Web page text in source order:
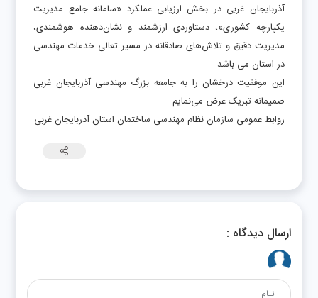
آذربایجان غربی در بخش ارزیابی عملکرد «سامانه جامع مدیریت
یکپارچه کشوری»، دستاوردی ارزشمند و نشان‌دهنده هوشمندی،
مدیریت دقیق و تلاش‌های صادقانه در مسیر تعالی خدمات مهندسی
در استان می باشد.
این موفقیت درخشان را به جامعه بزرگ مهندسی آذربایجان غربی
صمیمانه تبریک عرض می‌نمایم.
روابط عمومی سازمان نظام مهندسی ساختمان استان آذربایجان غربی
ارسال دیدگاه :